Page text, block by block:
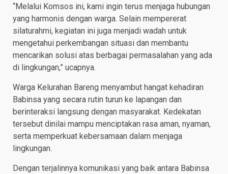
“Melalui Komsos ini, kami ingin terus menjaga hubungan
yang harmonis dengan warga. Selain mempererat
silaturahmi, kegiatan ini juga menjadi wadah untuk
mengetahui perkembangan situasi dan membantu
mencarikan solusi atas berbagai permasalahan yang ada
di lingkungan,” ucapnya.
Warga Kelurahan Bareng menyambut hangat kehadiran
Babinsa yang secara rutin turun ke lapangan dan
berinteraksi langsung dengan masyarakat. Kedekatan
tersebut dinilai mampu menciptakan rasa aman, nyaman,
serta memperkuat kebersamaan dalam menjaga
lingkungan.
Dengan terjalinnya komunikasi yang baik antara Babinsa